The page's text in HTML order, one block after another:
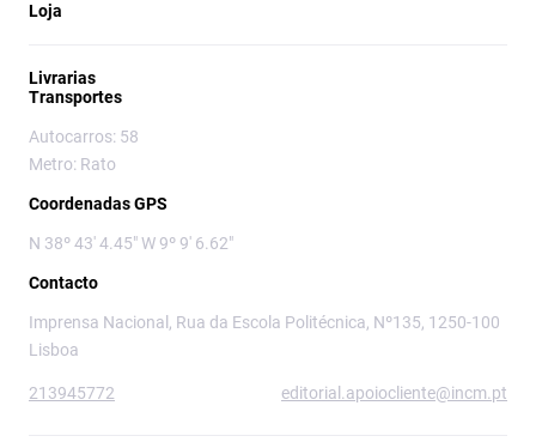
Loja
Livrarias
Transportes
Autocarros: 58
Metro: Rato
Coordenadas GPS
N 38º 43' 4.45" W 9º 9' 6.62"
Contacto
Imprensa Nacional, Rua da Escola Politécnica, Nº135, 1250-100
Lisboa
213945772 editorial.apoiocliente@incm.pt